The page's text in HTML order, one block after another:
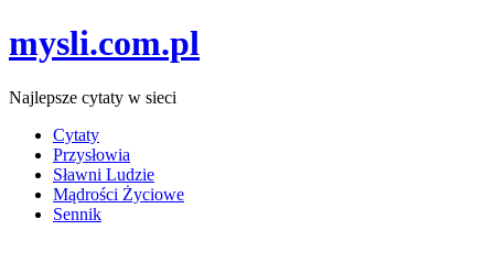
mysli.com.pl
Najlepsze cytaty w sieci
Cytaty
Przysłowia
Sławni Ludzie
Mądrości Życiowe
Sennik